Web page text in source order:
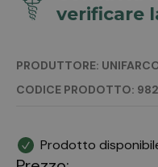
verificare
PRODUTTORE:
CODICE PRODOTTO:
Prodotto